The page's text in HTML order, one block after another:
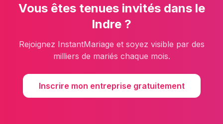
Vous êtes tenues invitésdans le
Indre ?
Rejoignez InstantMariage et soyez visible par des
milliers de mariés chaque mois.
Inscrire mon entreprise gratuitement